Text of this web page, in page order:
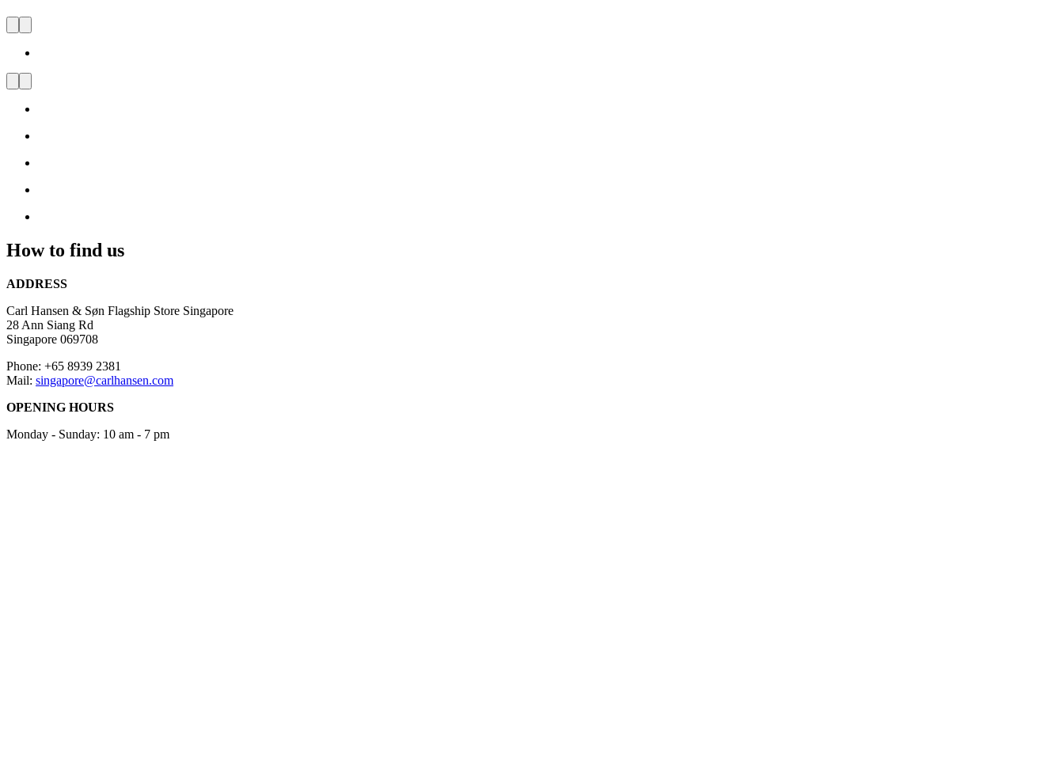
CARL HANSEN & SØN FLAGSHIP STORE SINGAPORE
Design
How to find us
ADDRESS
Carl Hansen & Søn Flagship Store Singapore
28 Ann Siang Rd
Singapore 069708
Phone: +65 8939 2381
Mail: singapore@carlhansen.com
OPENING HOURS
Monday - Sunday: 10 am - 7 pm